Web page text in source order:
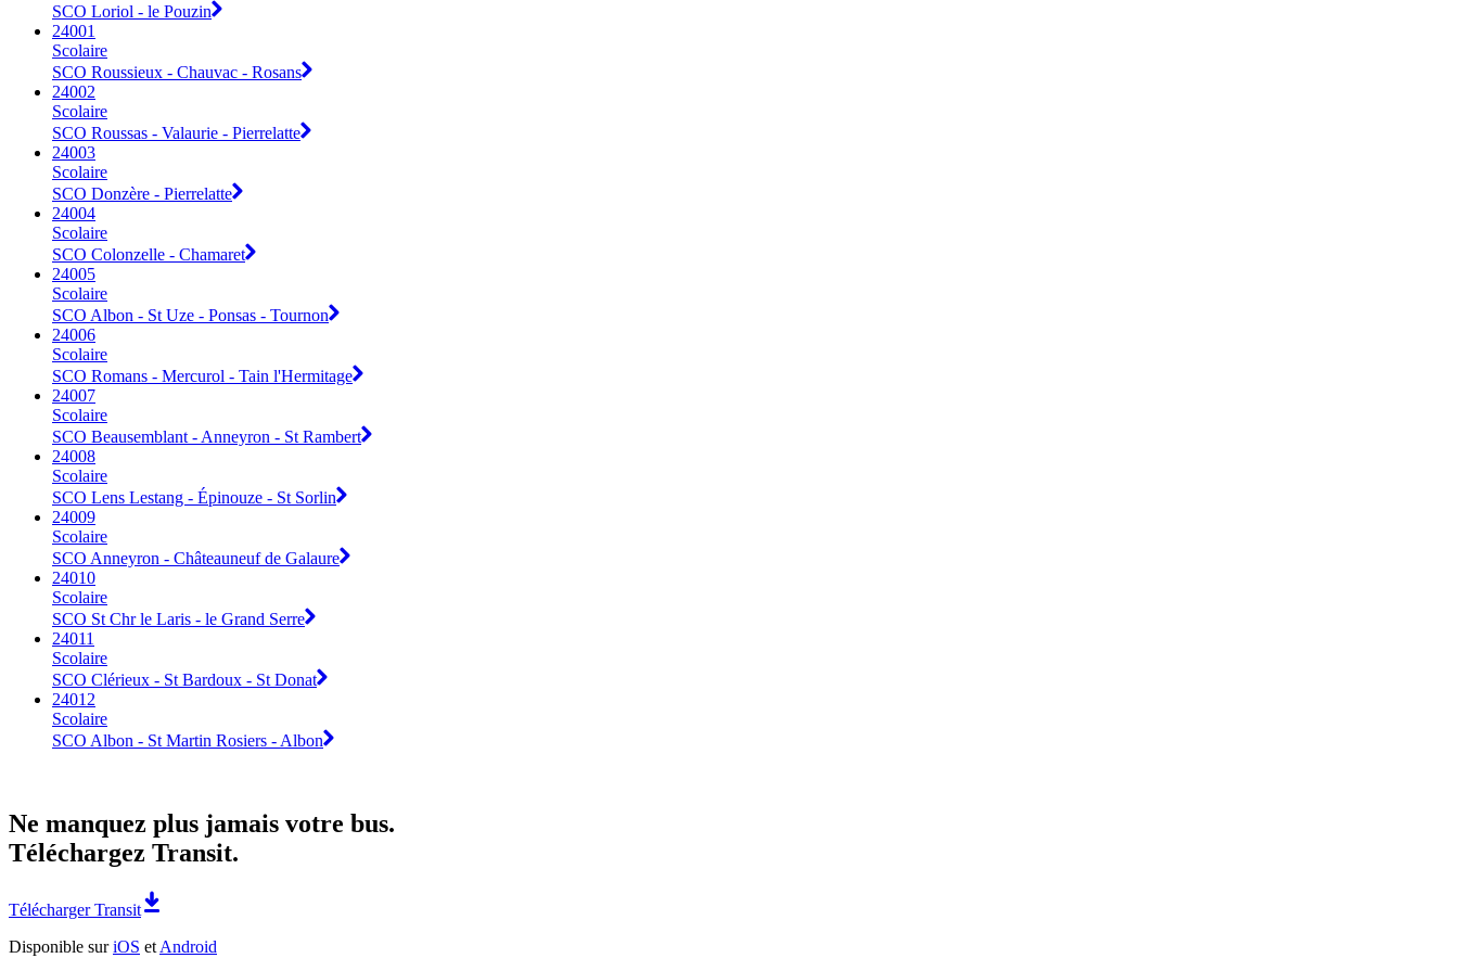
SCO Loriol - le Pouzin
24001
Scolaire
SCO Roussieux - Chauvac - Rosans
24002
Scolaire
SCO Roussas - Valaurie - Pierrelatte
24003
Scolaire
SCO Donzère - Pierrelatte
24004
Scolaire
SCO Colonzelle - Chamaret
24005
Scolaire
SCO Albon - St Uze - Ponsas - Tournon
24006
Scolaire
SCO Romans - Mercurol - Tain l'Hermitage
24007
Scolaire
SCO Beausemblant - Anneyron - St Rambert
24008
Scolaire
SCO Lens Lestang - Épinouze - St Sorlin
24009
Scolaire
SCO Anneyron - Châteauneuf de Galaure
24010
Scolaire
SCO St Chr le Laris - le Grand Serre
24011
Scolaire
SCO Clérieux - St Bardoux - St Donat
24012
Scolaire
SCO Albon - St Martin Rosiers - Albon
Ne manquez plus jamais votre bus.
Téléchargez Transit.
Télécharger Transit
Disponible suriOS et Android